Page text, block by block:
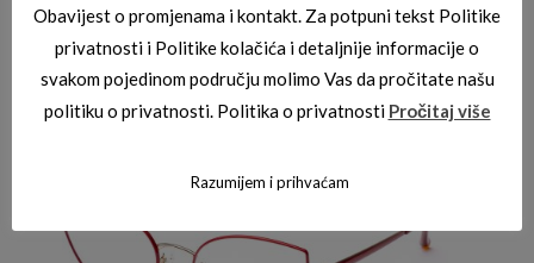
BORBONESE DIOPTRIJSKI OKVIRI
Obavijest o promjenama i kontakt. Za potpuni tekst Politike
privatnosti i Politike kolačića i detaljnije informacije o
svakom pojedinom području molimo Vas da pročitate našu
politiku o privatnosti. Politika o privatnosti Pročitaj više
Razumijem i prihvaćam